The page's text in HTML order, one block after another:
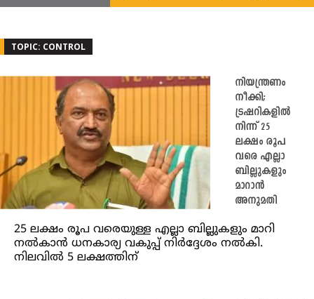
TOPIC: CONTROL
നിയന്ത്രണം
നീക്കി;
ട്രഷറികളിൽ
നിന്ന് 25
ലക്ഷം രൂപ
വരെ എല്ലാ
ബില്ലുകളും
മാറാൻ
അനുമതി
25 ലക്ഷം രൂപ വരെയുള്ള എല്ലാ ബില്ലുകളും മാറി
നൽകാൻ ധനകാര്യ വകുപ്പ് നിർദ്ദേശം നൽകി.
നിലവിൽ 5 ലക്ഷത്തിന്